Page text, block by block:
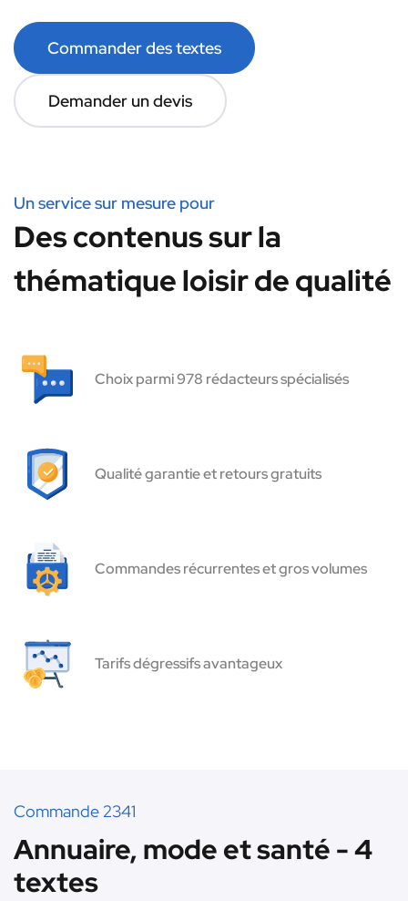
Commander des textes
Demander un devis
Un service sur mesure pour
Des contenus sur la
thématique loisir de qualité
Choix parmi 978 rédacteurs spécialisés
Qualité garantie et retours gratuits
Commandes récurrentes et gros volumes
Tarifs dégressifs avantageux
Commande 2341
Annuaire, mode et santé - 4
textes